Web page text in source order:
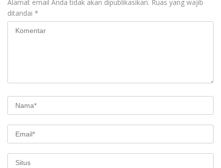
Alamat email Anda tidak akan dipublikasikan. Ruas yang wajib
ditandai *